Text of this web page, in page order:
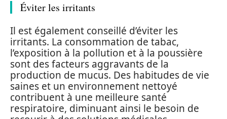
Éviter les irritants
Il est également conseillé d’éviter les
irritants. La consommation de tabac,
l’exposition à la pollution et à la poussière
sont des facteurs aggravants de la
production de mucus. Des habitudes de vie
saines et un environnement nettoyé
contribuent à une meilleure santé
respiratoire, diminuant ainsi le besoin de